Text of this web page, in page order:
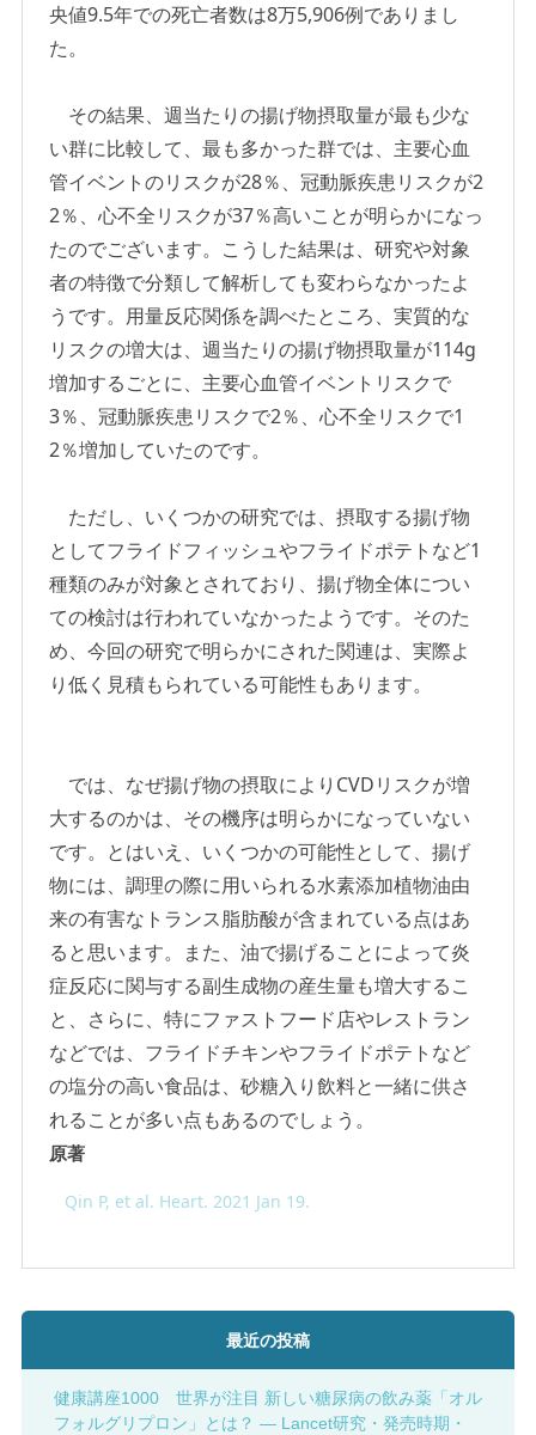
央値9.5年での死亡者数は8万5,906例でありまし
た。
その結果、週当たりの揚げ物摂取量が最も少な
い群に比較して、最も多かった群では、主要心血
管イベントのリスクが28％、冠動脈疾患リスクが2
2％、心不全リスクが37％高いことが明らかになっ
たのでございます。こうした結果は、研究や対象
者の特徴で分類して解析しても変わらなかったよ
うです。用量反応関係を調べたところ、実質的な
リスクの増大は、週当たりの揚げ物摂取量が114g
増加するごとに、主要心血管イベントリスクで
3％、冠動脈疾患リスクで2％、心不全リスクで1
2％増加していたのです。
ただし、いくつかの研究では、摂取する揚げ物
としてフライドフィッシュやフライドポテトなど1
種類のみが対象とされており、揚げ物全体につい
ての検討は行われていなかったようです。そのた
め、今回の研究で明らかにされた関連は、実際よ
り低く見積もられている可能性もあります。
では、なぜ揚げ物の摂取によりCVDリスクが増
大するのかは、その機序は明らかになっていない
です。とはいえ、いくつかの可能性として、揚げ
物には、調理の際に用いられる水素添加植物油由
来の有害なトランス脂肪酸が含まれている点はあ
ると思います。また、油で揚げることによって炎
症反応に関与する副生成物の産生量も増大するこ
と、さらに、特にファストフード店やレストラン
などでは、フライドチキンやフライドポテトなど
の塩分の高い食品は、砂糖入り飲料と一緒に供さ
れることが多い点もあるのでしょう。
原著
Qin P, et al. Heart. 2021 Jan 19.
最近の投稿
健康講座1000 世界が注目 新しい糖尿病の飲み薬「オル
フォルグリプロン」とは？ ― Lancet研究・発売時期・